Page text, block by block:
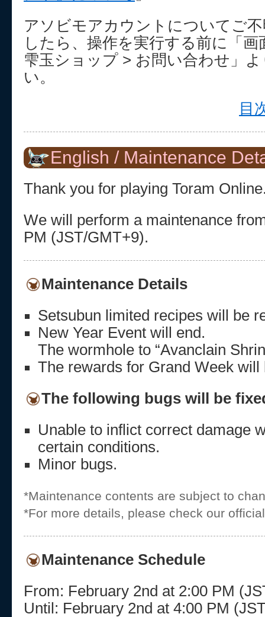
アソビモアカウントについてご
したら、操作を実行する前に「画
雫玉ショップ > お問い合わせ」
い。
目
English / Maintenance
Thank you for playing Toram
We will perform a maintenance
PM (JST/GMT+9).
Maintenance Details
Setsubun limited recipes will be
New Year Event will end.
The wormhole to “Avanclain
The rewards for Grand Week will
The following bugs will be
Unable to inflict correct damage
certain conditions.
Minor bugs.
*Maintenance contents are subject to
*For more details, please check our
Maintenance Schedule
From: February 2nd at 2:00 PM
Until: February 2nd at 4:00 PM